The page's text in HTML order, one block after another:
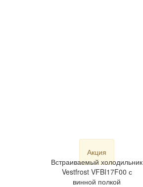
Акция
Встраиваемый холодильник
Vestfrost VFBI17F00 с
винной полкой